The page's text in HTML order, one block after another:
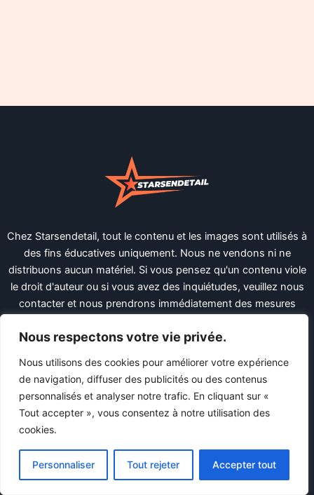
Nous respectons votre vie privée.
Nous utilisons des cookies pour améliorer votre expérience
de navigation, diffuser des publicités ou des contenus
personnalisés et analyser notre trafic. En cliquant sur «
Tout accepter », vous consentez à notre utilisation des
cookies.
Personnaliser Tout rejeter Accepter tout
Chez Starsendetail, tout le contenu et les images sont utilisés à
des fins éducatives uniquement. Nous ne vendons ni ne
distribuons aucun matériel. Si vous pensez qu'un contenu viole
le droit d'auteur ou si vous avez des inquiétudes, veuillez nous
contacter et nous prendrons immédiatement des mesures
Liens utiles
Politique De Confidentialité
DMCA
Plan du site HTML